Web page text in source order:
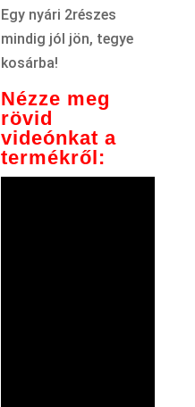
Egy nyári 2részes
mindig jól jön, tegye
kosárba!
Nézze meg
rövid
videónkat a
termékről: